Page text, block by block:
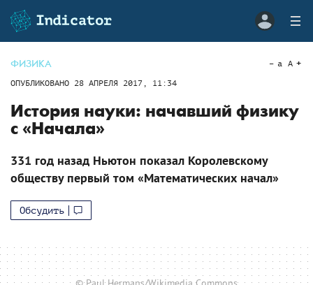
ФИЗИКА
ОПУБЛИКОВАНО 28 АПРЕЛЯ 2017, 11:34
a A
История науки: начавший физику
с «Начала»
331 год назад Ньютон показал Королевскому
обществу первый том «Математических начал»
Обсудить